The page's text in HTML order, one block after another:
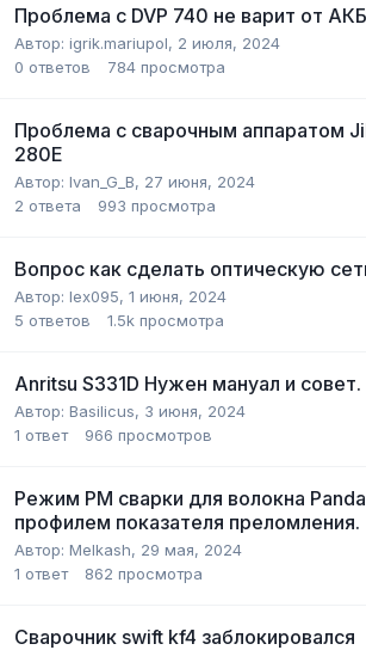
Проблема с DVP 740 не варит от АКБ
Автор: igrik.mariupol, 2 июля, 2024
0 ответов 784 просмотра
Проблема с сварочным аппаратом
280E
Автор: Ivan_G_B, 27 июня, 2024
2 ответа 993 просмотра
Вопрос как сделать оптическую
Автор: lex095, 1 июня, 2024
5 ответов 1.5k просмотра
Anritsu S331D Нужен мануал и совет.
Автор: Basilicus, 3 июня, 2024
1 ответ 966 просмотров
Режим PM сварки для волокна
профилем показателя преломления.
Автор: Melkash, 29 мая, 2024
1 ответ 862 просмотра
Сварочник swift kf4 заблокировался